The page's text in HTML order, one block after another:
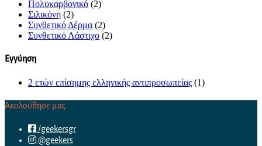
Πολυκαρβονικό (2)
Σιλικόνη (2)
Συνθετικό Δέρμα (2)
Συνθετικό Λάστιχο (2)
Εγγύηση
2 ετών επίσημης ελληνικής αντιπροσωπείας (1)
Ακολούθησε μας
/geekersgr
@geekers